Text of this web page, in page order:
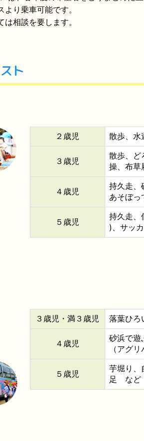
り乗車可能です。
相談を要します。
ト
２歳児 散歩、
３歳児
散歩、ど
操、布
４歳児
持久走、
あそぼ
５歳児
持久走、
)、サッ
３歳児・満３歳児 落葉ひ
４歳児
砂浜で遊
（アグ
５歳児
芋堀り、
足 など